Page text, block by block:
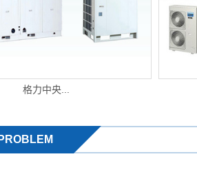
格力中央...